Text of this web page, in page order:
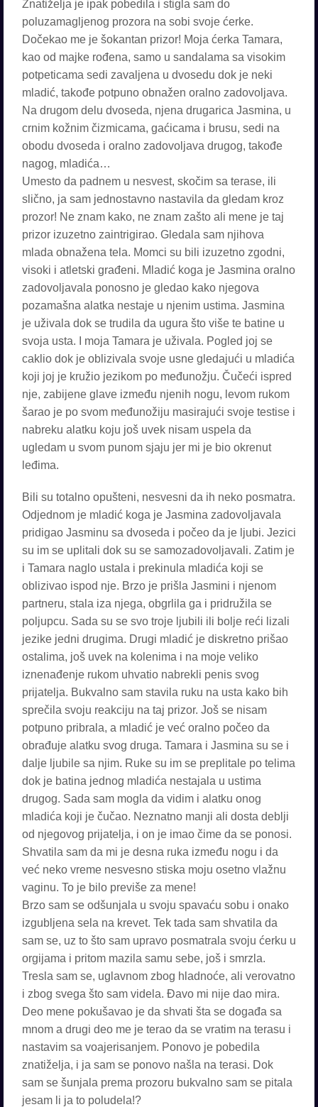
Znatiželja je ipak pobedila i stigla sam do
poluzamagljenog prozora na sobi svoje ćerke.
Dočekao me je šokantan prizor! Moja ćerka Tamara,
kao od majke rođena, samo u sandalama sa visokim
potpeticama sedi zavaljena u dvosedu dok je neki
mladić, takođe potpuno obnažen oralno zadovoljava.
Na drugom delu dvoseda, njena drugarica Jasmina, u
crnim kožnim čizmicama, gaćicama i brusu, sedi na
obodu dvoseda i oralno zadovoljava drugog, takođe
nagog, mladića…
Umesto da padnem u nesvest, skočim sa terase, ili
slično, ja sam jednostavno nastavila da gledam kroz
prozor! Ne znam kako, ne znam zašto ali mene je taj
prizor izuzetno zaintrigirao. Gledala sam njihova
mlada obnažena tela. Momci su bili izuzetno zgodni,
visoki i atletski građeni. Mladić koga je Jasmina oralno
zadovoljavala ponosno je gledao kako njegova
pozamašna alatka nestaje u njenim ustima. Jasmina
je uživala dok se trudila da ugura što više te batine u
svoja usta. I moja Tamara je uživala. Pogled joj se
caklio dok je oblizivala svoje usne gledajući u mladića
koji joj je kružio jezikom po međunožju. Čučeći ispred
nje, zabijene glave između njenih nogu, levom rukom
šarao je po svom međunožiju masirajući svoje testise i
nabreku alatku koju još uvek nisam uspela da
ugledam u svom punom sjaju jer mi je bio okrenut
leđima.
Bili su totalno opušteni, nesvesni da ih neko posmatra.
Odjednom je mladić koga je Jasmina zadovoljavala
pridigao Jasminu sa dvoseda i počeo da je ljubi. Jezici
su im se uplitali dok su se samozadovoljavali. Zatim je
i Tamara naglo ustala i prekinula mladića koji se
oblizivao ispod nje. Brzo je prišla Jasmini i njenom
partneru, stala iza njega, obgrlila ga i pridružila se
poljupcu. Sada su se svo troje ljubili ili bolje reći lizali
jezike jedni drugima. Drugi mladić je diskretno prišao
ostalima, još uvek na kolenima i na moje veliko
iznenađenje rukom uhvatio nabrekli penis svog
prijatelja. Bukvalno sam stavila ruku na usta kako bih
sprečila svoju reakciju na taj prizor. Još se nisam
potpuno pribrala, a mladić je već oralno počeo da
obrađuje alatku svog druga. Tamara i Jasmina su se i
dalje ljubile sa njim. Ruke su im se preplitale po telima
dok je batina jednog mladića nestajala u ustima
drugog. Sada sam mogla da vidim i alatku onog
mladića koji je čučao. Neznatno manji ali dosta deblji
od njegovog prijatelja, i on je imao čime da se ponosi.
Shvatila sam da mi je desna ruka između nogu i da
već neko vreme nesvesno stiska moju osetno vlažnu
vaginu. To je bilo previše za mene!
Brzo sam se odšunjala u svoju spavaću sobu i onako
izgubljena sela na krevet. Tek tada sam shvatila da
sam se, uz to što sam upravo posmatrala svoju ćerku u
orgijama i pritom mazila samu sebe, još i smrzla.
Tresla sam se, uglavnom zbog hladnoće, ali verovatno
i zbog svega što sam videla. Đavo mi nije dao mira.
Deo mene pokušavao je da shvati šta se događa sa
mnom a drugi deo me je terao da se vratim na terasu i
nastavim sa voajerisanjem. Ponovo je pobedila
znatiželja, i ja sam se ponovo našla na terasi. Dok
sam se šunjala prema prozoru bukvalno sam se pitala
jesam li ja to poludela!?